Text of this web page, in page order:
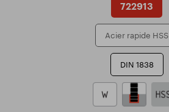
722913
Acier rapide HSS
DIN 1838